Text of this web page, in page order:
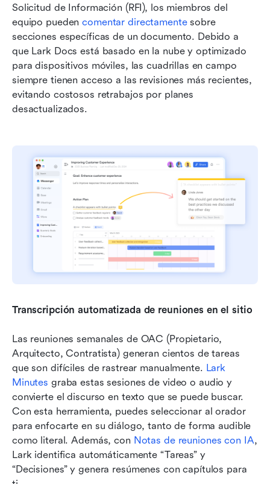
Solicitud de Información (RFI), los miembros del
equipo pueden comentar directamente sobre
secciones específicas de un documento. Debido a
que Lark Docs está basado en la nube y optimizado
para dispositivos móviles, las cuadrillas en campo
siempre tienen acceso a las revisiones más recientes,
evitando costosos retrabajos por planes
desactualizados.
Transcripción automatizada de reuniones en el sitio
Las reuniones semanales de OAC (Propietario,
Arquitecto, Contratista) generan cientos de tareas
que son difíciles de rastrear manualmente. Lark
Minutes graba estas sesiones de video o audio y
convierte el discurso en texto que se puede buscar.
Con esta herramienta, puedes seleccionar al orador
para enfocarte en su diálogo, tanto de forma audible
como literal. Además, con Notas de reuniones con IA,
Lark identifica automáticamente “Tareas” y
“Decisiones” y genera resúmenes con capítulos para